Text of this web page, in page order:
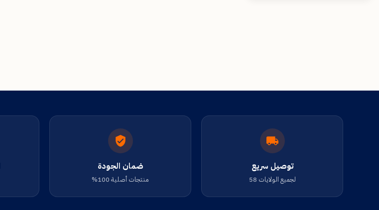
توصيل سريع
لجميع الولايات 58
ضمان الجودة
منتجات أصلية 100%